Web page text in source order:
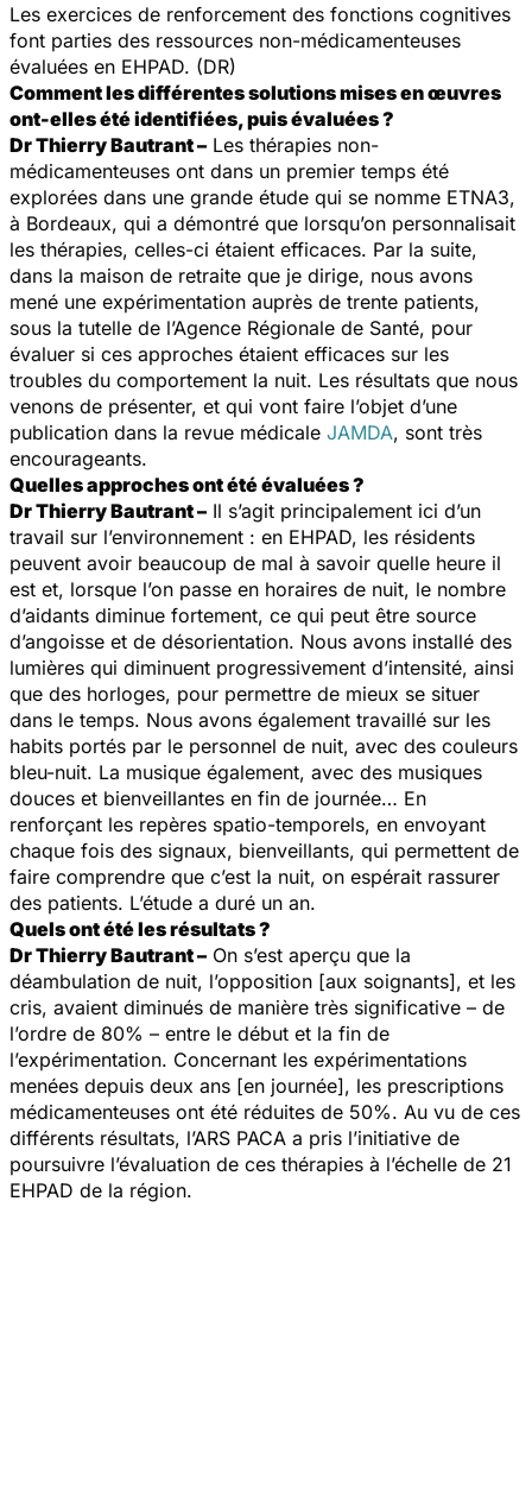
Les exercices de renforcement des fonctions cognitives
font parties des ressources non-médicamenteuses
évaluées en EHPAD. (DR)
Comment les différentes solutions mises en œuvres
ont-elles été identifiées, puis évaluées ?
Dr Thierry Bautrant – Les thérapies non-
médicamenteuses ont dans un premier temps été
explorées dans une grande étude qui se nomme ETNA3,
à Bordeaux, qui a démontré que lorsqu’on personnalisait
les thérapies, celles-ci étaient efficaces. Par la suite,
dans la maison de retraite que je dirige, nous avons
mené une expérimentation auprès de trente patients,
sous la tutelle de l’Agence Régionale de Santé, pour
évaluer si ces approches étaient efficaces sur les
troubles du comportement la nuit. Les résultats que nous
venons de présenter, et qui vont faire l’objet d’une
publication dans la revue médicale JAMDA, sont très
encourageants.
Quelles approches ont été évaluées ?
Dr Thierry Bautrant – Il s’agit principalement ici d’un
travail sur l’environnement : en EHPAD, les résidents
peuvent avoir beaucoup de mal à savoir quelle heure il
est et, lorsque l’on passe en horaires de nuit, le nombre
d’aidants diminue fortement, ce qui peut être source
d’angoisse et de désorientation. Nous avons installé des
lumières qui diminuent progressivement d’intensité, ainsi
que des horloges, pour permettre de mieux se situer
dans le temps. Nous avons également travaillé sur les
habits portés par le personnel de nuit, avec des couleurs
bleu-nuit. La musique également, avec des musiques
douces et bienveillantes en fin de journée… En
renforçant les repères spatio-temporels, en envoyant
chaque fois des signaux, bienveillants, qui permettent de
faire comprendre que c’est la nuit, on espérait rassurer
des patients. L’étude a duré un an.
Quels ont été les résultats ?
Dr Thierry Bautrant – On s’est aperçu que la
déambulation de nuit, l’opposition [aux soignants], et les
cris, avaient diminués de manière très significative – de
l’ordre de 80% – entre le début et la fin de
l’expérimentation. Concernant les expérimentations
menées depuis deux ans [en journée], les prescriptions
médicamenteuses ont été réduites de 50%. Au vu de ces
différents résultats, l’ARS PACA a pris l’initiative de
poursuivre l’évaluation de ces thérapies à l’échelle de 21
EHPAD de la région.